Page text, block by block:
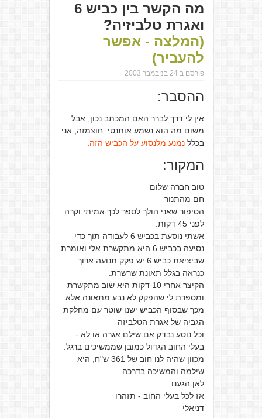
מה הקשר בין כביש 6
ואגרת טלביזיה?
(המלצה - אפשר
להעביר)
פורסם ב 24 בנובמבר 2003
ההסבר:
אין לי דרך לברר האם המכתב נכון, אבל
משום מה הוא נשמע אותנטי. חוצמזה, אני
בכללנמנע מלנסוע על הכביש הזה
המקור:
טוב חברה שלום
חם מהתנור
הסיפור שאני הולך לספר לכך אמיתי וקרה
לפני 45 דקות.
אשתי נוסעת בכביש 6 לעבודה תוך כדי
נסיעה בכביש 6 היא מתקשרת אלי ואומרת
שביציאת כביש 6 יש פקק תנועה ארוך
כנראה בגלל תאונת שרשרת.
הקיצר אחרי 10 דקות היא שוב מתקשרת
ומספרת לי שהפקק לא נבע מתאונה אלא
מכך שבסוף הכביש ישנו שוטר עם מחלקת
הגביה של אגרת הטלביזה
וכל נוסע נבדק אם שילם אגרה או לא -
בעלי החוב הגדול כמובן שממשיכים ברגל.
מכוון שהיה לנו חוב של 361 ש"ח, היא
שילמה והמשיכה בדרכה
לאן הגענו
אז לכל בעלי החוב - תזהרו
דניאלי